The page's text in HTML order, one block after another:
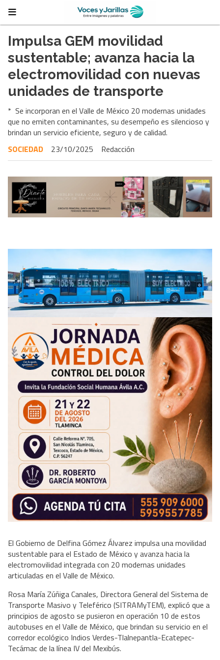
Impulsa GEM movilidad
sustentable; avanza hacia la
electromovilidad con nuevas
unidades de transporte
* Se incorporan en el Valle de México 20 modernas unidades
que no emiten contaminantes, su desempeño es silencioso y
brindan un servicio eficiente, seguro y de calidad.
SOCIEDAD
23/10/2025 Redacción
El Gobierno de Delfina Gómez Álvarez impulsa una movilidad
sustentable para el Estado de México y avanza hacia la
electromovilidad integrada con 20 modernas unidades
articuladas en el Valle de México.
Rosa María Zúñiga Canales, Directora General del Sistema de
Transporte Masivo y Teleférico (SITRAMyTEM), explicó que a
principios de agosto se pusieron en operación 10 de estos
autobuses en el Valle de México, que brindan su servicio en el
corredor ecológico Indios Verdes-Tlalnepantla-Ecatepec-
Tecámac de la línea IV del Mexibús.